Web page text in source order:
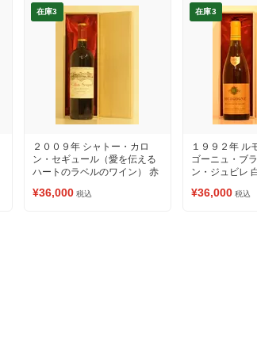
在庫3
２００９年 シャトー・カロ
ン・セギュール（愛を伝える
ハートのラベルのワイン） 赤
¥36,000 税込
在庫3
１９９２年 ル
ゴーニュ・ブ
ン・ジュビレ
¥36,000 税込